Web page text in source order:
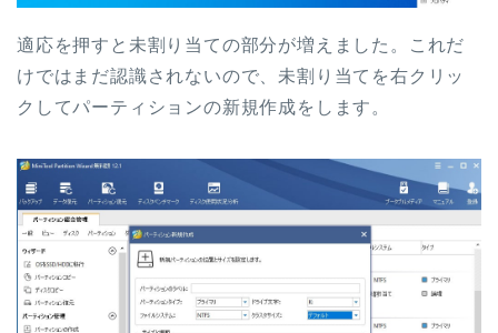
適応を押すと未割り当ての部分が増えました。これだ
けではまだ認識されないので、未割り当てを右クリッ
クしてパーティションの新規作成をします。